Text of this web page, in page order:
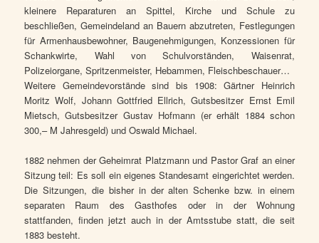
kleinere Reparaturen an Spittel, Kirche und Schule zu
beschließen, Gemeindeland an Bauern abzutreten, Festlegungen
für Armenhausbewohner, Baugenehmigungen, Konzessionen für
Schankwirte, Wahl von Schulvorständen, Waisenrat,
Polizeiorgane, Spritzenmeister, Hebammen, Fleischbeschauer…
Weitere Gemeindevorstände sind bis 1908: Gärtner Heinrich
Moritz Wolf, Johann Gottfried Ellrich, Gutsbesitzer Ernst Emil
Mietsch, Gutsbesitzer Gustav Hofmann (er erhält 1884 schon
300,– M Jahresgeld) und Oswald Michael.
1882 nehmen der Geheimrat Platzmann und Pastor Graf an einer
Sitzung teil: Es soll ein eigenes Standesamt eingerichtet werden.
Die Sitzungen, die bisher in der alten Schenke bzw. in einem
separaten Raum des Gasthofes oder in der Wohnung
stattfanden, finden jetzt auch in der Amtsstube statt, die seit
1883 besteht.